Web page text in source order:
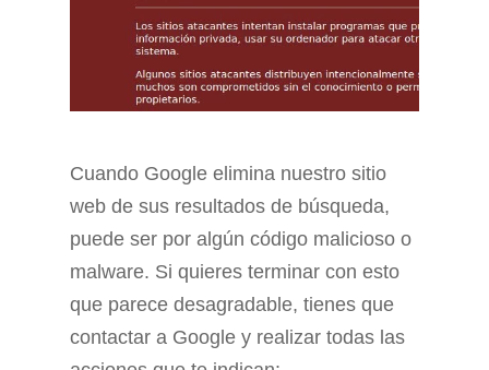
Cuando Google elimina nuestro sitio
web de sus resultados de búsqueda,
puede ser por algún código malicioso o
malware. Si quieres terminar con esto
que parece desagradable, tienes que
contactar a Google y realizar todas las